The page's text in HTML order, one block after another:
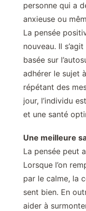
personne qui a
anxieuse ou
La pensée
nouveau. Il
basée sur
adhérer le sujet
répétant des
jour, l’individu
et une santé
Une meilleure
La pensée peut
Lorsque l’on
par le calme, la
sent bien. En
aider à